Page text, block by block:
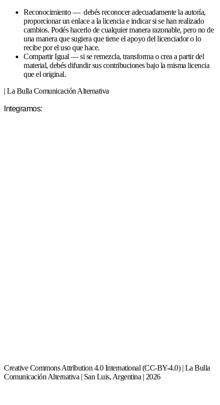
Reconocimiento — debés reconocer adecuadamente la autoría,
proporcionar un enlace a la licencia e indicar si se han realizado
cambios. Podés hacerlo de cualquier manera razonable, pero no de
una manera que sugiera que tiene el apoyo del licenciador o lo
recibe por el uso que hace.
Compartir Igual — si se remezcla, transforma o crea a partir del
material, debés difundir sus contribuciones bajo la misma licencia
que el original.
| La Bulla Comunicación Alternativa
Integramos:
Creative Commons Attribution 4.0 International (CC-BY-4.0) | La Bulla
Comunicación Alternativa | San Luis, Argentina | 2026